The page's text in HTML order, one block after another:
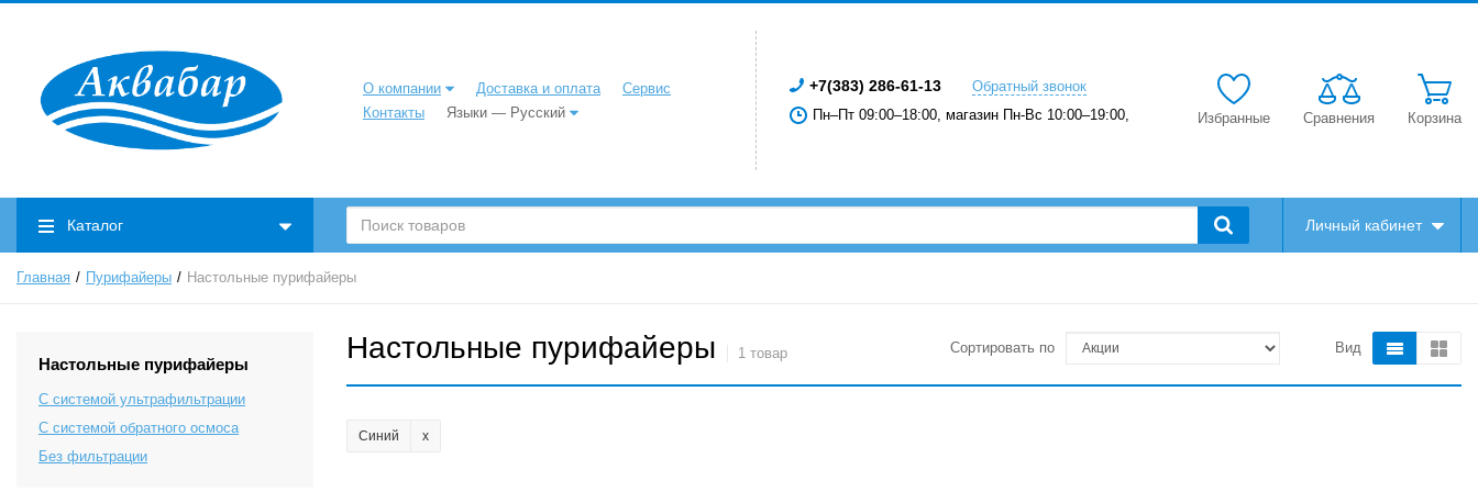
О компании Доставка и оплата
Сервис
Контакты
Языки — Русский
+7(383) 286-61-13
Обратный звонок
Пн–Пт 09:00–18:00, магазин Пн-Вс 10:00–19:00,
Избранные Сравнения Корзина
Каталог Личный кабинет
Главная Пурифайеры Настольные пурифайеры
Настольные пурифайеры
С системой ультрафильтрации
C системой обратного осмоса
Без фильтрации
Настольные пурифайеры 1 товар Сортировать по Вид
Синий